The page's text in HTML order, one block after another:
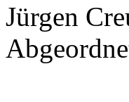
Jürgen